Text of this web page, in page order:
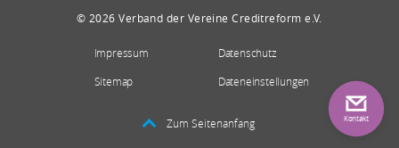
© 2026 Verband der Vereine Creditreform e.V.
Impressum
Datenschutz
Sitemap
Dateneinstellungen
Zum Seitenanfang Kontakt